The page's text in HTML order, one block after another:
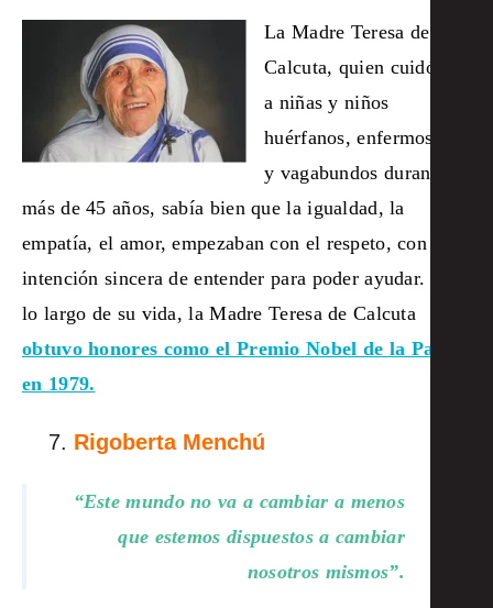
La Madre Teresa de
Calcuta, quien cuidó
a niñas y niños
huérfanos, enfermos
y vagabundos durante
más de 45 años, sabía bien que la igualdad, la
empatía, el amor, empezaban con el respeto, con la
intención sincera de entender para poder ayudar. A
lo largo de su vida, la Madre Teresa de Calcuta
obtuvo honores como el Premio Nobel de la Paz
en 1979.
Rigoberta Menchú
“Este mundo no va a cambiar a menos
que estemos dispuestos a cambiar
nosotros mismos”.